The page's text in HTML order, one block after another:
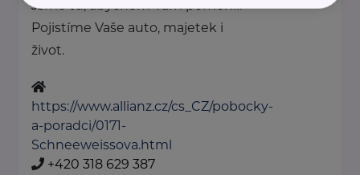
Jsme tu, abychom Vám pomohli.
Pojistíme Vaše auto, majetek i
život.
https://www.allianz.cz/cs_CZ/pobocky-
a-poradci/0171-
Schneeweissova.html
+420 318 629 387